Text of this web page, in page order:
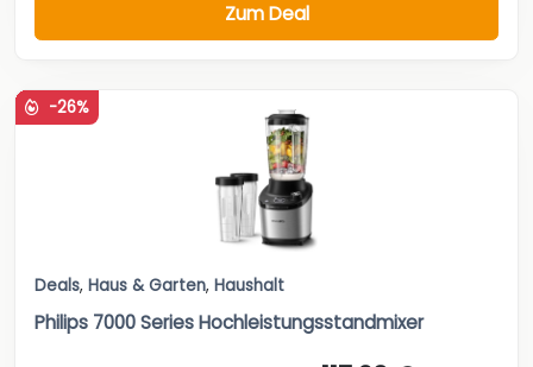
Zum Deal
-26%
Deals, Haus & Garten, Haushalt
Philips 7000 Series Hochleistungsstandmixer